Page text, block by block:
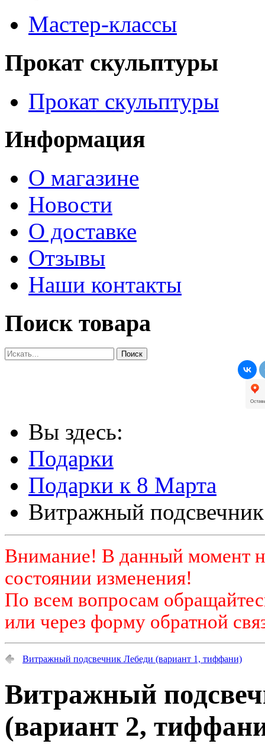
Мастер-классы
Прокат скульптуры
Прокат скульптуры
Информация
О магазине
Новости
О доставке
Отзывы
Наши контакты
Поиск товара
Вы здесь:
Подарки
Подарки к 8 Марта
Витражный
Внимание! В данный момент
состоянии изменения!
По всем вопросам
или через форму обратной
Витражный подсвечник Лебеди (вариант 1, тиффани)
Витражный
(вариант 2,